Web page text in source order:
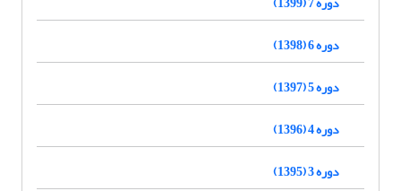
دوره 6 (1398)
دوره 5 (1397)
دوره 4 (1396)
دوره 3 (1395)